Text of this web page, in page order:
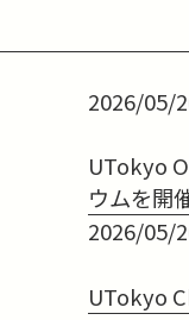
2026/05/
UTokyo
ウムを開
2026/05/
UTokyo